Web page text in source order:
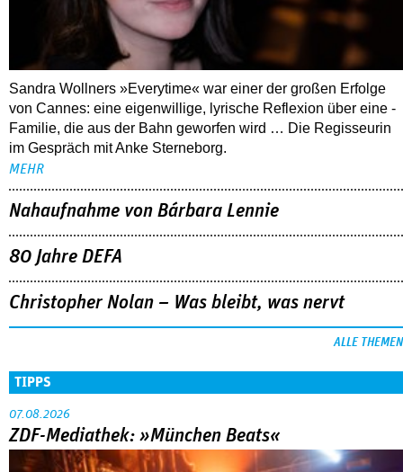
Sandra Wollners »Everytime« war einer der großen Erfolge
von Cannes: eine eigenwillige, lyrische Reflexion über eine ­
Familie, die aus der Bahn geworfen wird … Die Regisseurin
im Gespräch mit Anke Sterneborg.
MEHR
Nahaufnahme von Bárbara Lennie
80 Jahre DEFA
Christopher Nolan – Was bleibt, was nervt
ALLE THEMEN
TIPPS
07.08.2026
ZDF-Mediathek: »München Beats«